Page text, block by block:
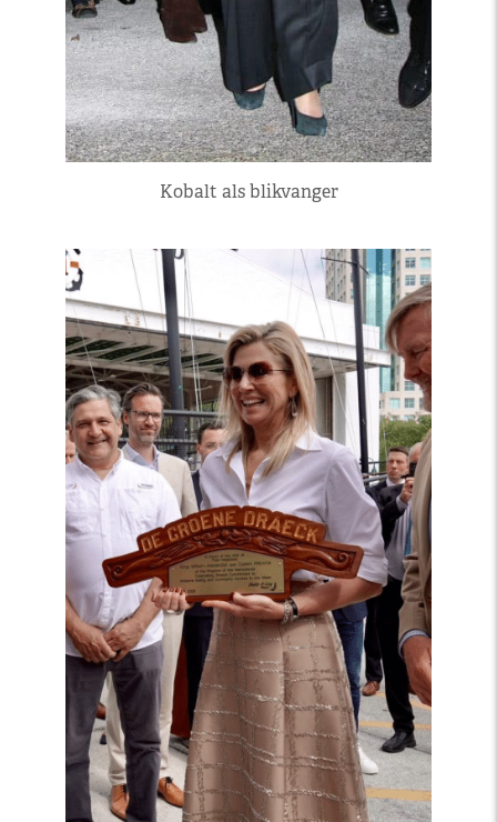
Kobalt als blikvanger